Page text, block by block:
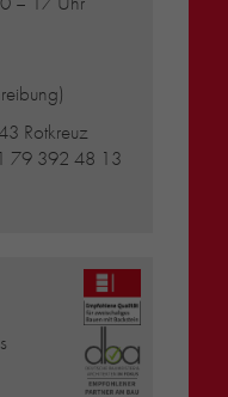
Rotkreuz
79 392 48 13